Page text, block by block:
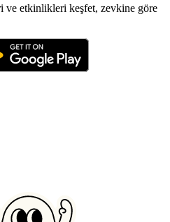
ve etkinlikleri keşfet, zevkine göre